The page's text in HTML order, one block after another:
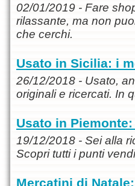
02/01/2019 - Fare
rilassante, ma non
che cerchi.
Usato in Sicilia: i
26/12/2018 - Usato,
originali e ricercati. In
Usato in
19/12/2018 - Sei alla
Scopri tutti i punti
Mercatini di